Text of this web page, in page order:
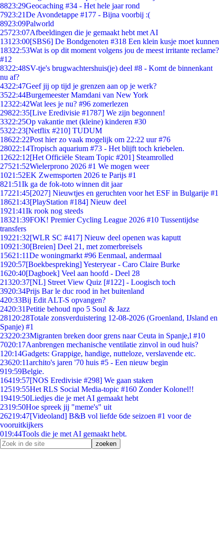
8823:29Geocaching #34 - Het hele jaar rond
7923:21De Avondetappe #177 - Bijna voorbij :(
8923:09Palworld
25723:07Afbeeldingen die je gemaakt hebt met AI
131 23:00[SBS6] De Bondgenoten #318 Een klein kusje moet kunnen
18322:53Wat is op dit moment volgens jou de meest irritante reclame?
#12
8322:48SV-tje's brugwachtershuis(je) deel #8 - Komt de binnenkant
nu af?
4322:47Geef jij op tijd je grenzen aan op je werk?
3522:44Burgemeester Mamdani van New York
12322:42Wat lees je nu? #96 zomerlezen
29822:35[Live Eredivisie #1787] We zijn begonnen!
3322:25Op vakantie met (kleine) kinderen #30
5322:23[Netflix #210] TUDUM
18622:22Post hier zo vaak mogelijk om 22:22 uur #76
28022:14Tropisch aquarium #73 - Het blijft toch kriebelen.
12622:12[Het Officiële Steam Topic #201] Steamrolled
27521:52Wielerprono 2026 #1 We mogen weer
1021:52EK Zwemsporten 2026 te Parijs #1
821:51Ik ga de fok-toto winnen dit jaar
17221:45[2027] Nieuwtjes en geruchten voor het ESF in Bulgarije #1
18621:43[PlayStation #184] Nieuw deel
1921:41Ik rook nog steeds
18321:39FOK! Premier Cycling League 2026 #10 Tussentijdse
transfers
19221:32[WLR SC #417] Nieuw deel openen was kaputt
10921:30[Breien] Deel 21, met zomerbreisels
15621:11De woningmarkt #96 Eenmaal, andermaal
1920:57[Boekbespreking] Yesteryear - Caro Claire Burke
1620:40[Dagboek] Veel aan hoofd - Deel 28
21320:37[NL] Street View Quiz [#122] - Loogisch toch
3920:34Prijs Bar le duc rood in het buitenland
420:33Bij Edit ALT-S opvangen?
2420:31Petitie behoud npo 5 Soul & Jazz
281 20:28Totale zonsverduistering 12-08-2026 (Groenland, IJsland en
Spanje) #1
23220:23Migranten breken door grens naar Ceuta in Spanje,l #10
7020:17Aanbrengen mechanische ventilatie zinvol in oud huis?
1 20:14Gadgets: Grappige, handige, nutteloze, verslavende etc.
23620:11archito's jaren '70 huis #5 - Een nieuw begin
919:59Belgie.
16419:57[NOS Eredivisie #298] We gaan staken
12519:55Het RLS Social Media-topic #160 Zonder Kolonel!!
19419:50Liedjes die je met AI gemaakt hebt
2319:50Hoe spreek jij "meme's" uit
26219:47[Videoland] B&B vol liefde 6de seizoen #1 voor de
vooruitkijkers
019:44Tools die je met AI gemaakt hebt.